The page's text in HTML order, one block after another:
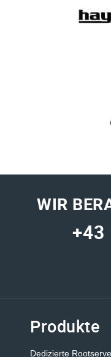
Support eine
WIR
+43
Produkte
Dedizierte